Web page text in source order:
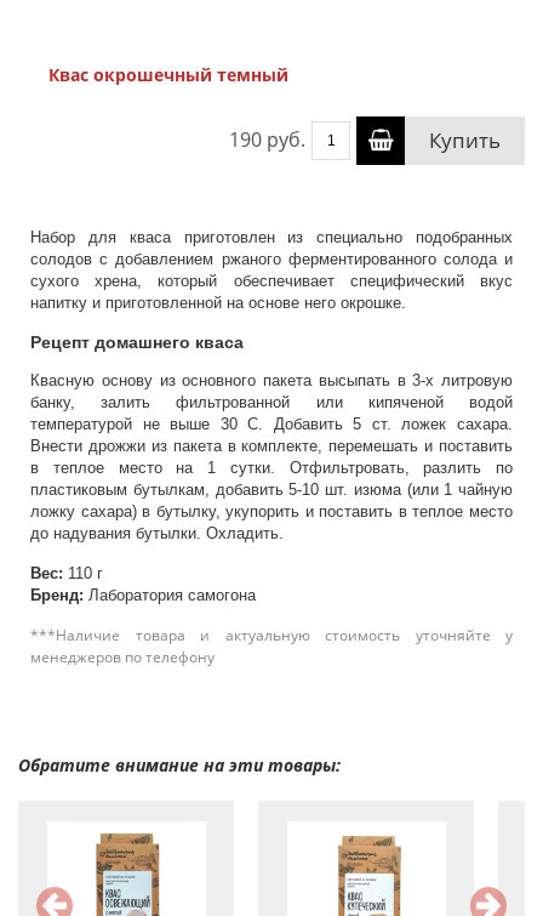
Квас окрошечный темный
190 руб. Купить
Набор для кваса приготовлен из специально подобранных
солодов с добавлением ржаного ферментированного солода и
сухого хрена, который обеспечивает специфический вкус
напитку и приготовленной на основе него окрошке.
Рецепт домашнего кваса
Квасную основу из основного пакета высыпать в 3-х литровую
банку, залить фильтрованной или кипяченой водой
температурой не выше 30 С. Добавить 5 ст. ложек сахара.
Внести дрожжи из пакета в комплекте, перемешать и поставить
в теплое место на 1 сутки. Отфильтровать, разлить по
пластиковым бутылкам, добавить 5-10 шт. изюма (или 1 чайную
ложку сахара) в бутылку, укупорить и поставить в теплое место
до надувания бутылки. Охладить.
Вес: 110 г
Бренд: Лаборатория самогона
***Наличие товара и актуальную стоимость уточняйте у
менеджеров по телефону
Обратите внимание на эти товары: